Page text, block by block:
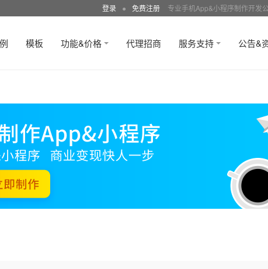
登录 ● 免费注册 专业手机App&小程序制作开发
模板 功能&价格 代理招商 服务支持 公告&